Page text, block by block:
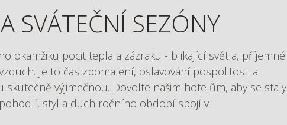
SVÁTEČNÍ SEZÓNY
okamžiku pocit tepla a zázraku - blikající světla, příjemné
Je to čas zpomalení, oslavování pospolitosti a
skutečně výjimečnou. Dovolte našim hotelům, aby se staly
styl a duch ročního období spojí v